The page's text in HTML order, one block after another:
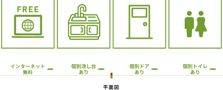
インターネット
無料
個別流し台
あり
個別ドア
あり
個別トイレ
あり
平面図